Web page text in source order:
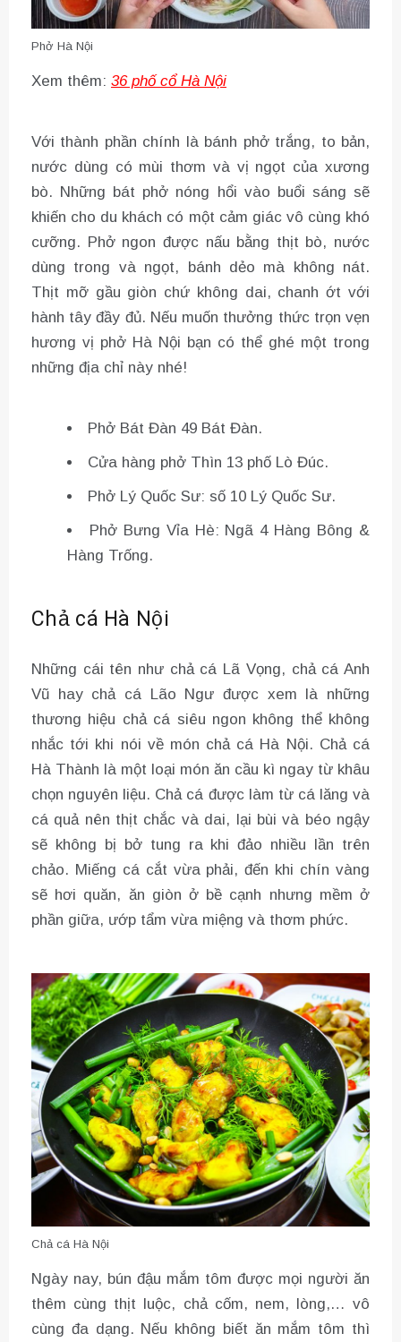
Phở Hà Nội
Xem thêm: 36 phố cổ Hà Nội
Với thành phần chính là bánh phở trắng, to bản,
nước dùng có mùi thơm và vị ngọt của xương
bò. Những bát phở nóng hổi vào buổi sáng sẽ
khiến cho du khách có một cảm giác vô cùng khó
cưỡng. Phở ngon được nấu bằng thịt bò, nước
dùng trong và ngọt, bánh dẻo mà không nát.
Thịt mỡ gầu giòn chứ không dai, chanh ớt với
hành tây đầy đủ. Nếu muốn thưởng thức trọn vẹn
hương vị phở Hà Nội bạn có thể ghé một trong
những địa chỉ này nhé!
Phở Bát Đàn 49 Bát Đàn.
Cửa hàng phở Thìn 13 phố Lò Đúc.
Phở Lý Quốc Sư: số 10 Lý Quốc Sư.
Phở Bưng Vỉa Hè: Ngã 4 Hàng Bông &
Hàng Trống.
Chả cá Hà Nội
Những cái tên như chả cá Lã Vọng, chả cá Anh
Vũ hay chả cá Lão Ngư được xem là những
thương hiệu chả cá siêu ngon không thể không
nhắc tới khi nói về món chả cá Hà Nội. Chả cá
Hà Thành là một loại món ăn cầu kì ngay từ khâu
chọn nguyên liệu. Chả cá được làm từ cá lăng và
cá quả nên thịt chắc và dai, lại bùi và béo ngậy
sẽ không bị bở tung ra khi đảo nhiều lần trên
chảo. Miếng cá cắt vừa phải, đến khi chín vàng
sẽ hơi quăn, ăn giòn ở bề cạnh nhưng mềm ở
phần giữa, ướp tẩm vừa miệng và thơm phức.
Chả cá Hà Nội
Ngày nay, bún đậu mắm tôm được mọi người ăn
thêm cùng thịt luộc, chả cốm, nem, lòng,… vô
cùng đa dạng. Nếu không biết ăn mắm tôm thì